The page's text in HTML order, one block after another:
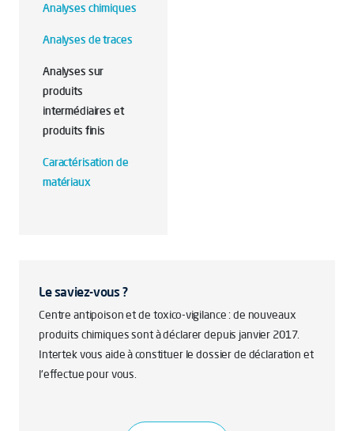
Analyses chimiques
Analyses de traces
Analyses sur
produits
intermédiaires et
produits finis
Caractérisation de
matériaux
Le saviez-vous ?
Centre antipoison et de toxico-vigilance : de nouveaux
produits chimiques sont à déclarer depuis janvier 2017.
Intertek vous aide à constituer le dossier de déclaration et
l'effectue pour vous.